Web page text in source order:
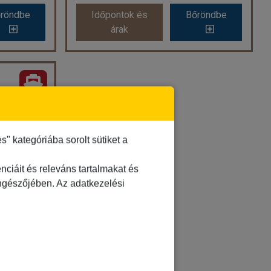
árak
USA NYUGATI PARTJA, Serenade of the Seas
kabin
éj
Időpontok és
árak
Bőröndbe
Hajóutak
Ellátás:Teljes ellátás
Szálláskategória:
Szobatípus:
KALIFORNIAI-FÉLSZIGET, Quantum of the Seas
Ft)
kategóriába sorolt sütiket a
és releváns tartalmakat és
Az adatkezelési